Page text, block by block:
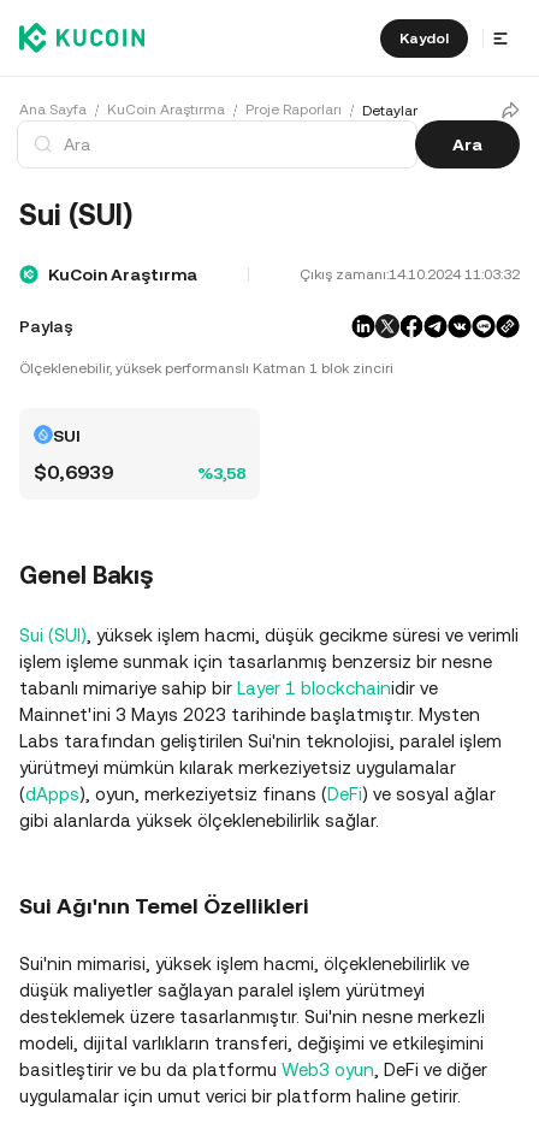
Kaydol
Ana Sayfa KuCoin Araştırma Proje Raporları Detaylar
Ara
Sui (SUI)
KuCoin Araştırma Çıkış zamanı:14.10.2024 11:03:32
Paylaş
Ölçeklenebilir, yüksek performanslı Katman 1 blok zinciri
SUI
$0,6939 %3,58
Genel Bakış
Sui (SUI) , yüksek işlem hacmi, düşük gecikme süresi ve verimli
işlem işleme sunmak için tasarlanmış benzersiz bir nesne
tabanlı mimariye sahip bir Layer 1 blockchainidir ve
Mainnet'ini 3 Mayıs 2023 tarihinde başlatmıştır. Mysten
Labs tarafından geliştirilen Sui'nin teknolojisi, paralel işlem
yürütmeyi mümkün kılarak merkeziyetsiz uygulamalar
(dApps), oyun, merkeziyetsiz finans (DeFi) ve sosyal ağlar
gibi alanlarda yüksek ölçeklenebilirlik sağlar.
Sui Ağı'nın Temel Özellikleri
Sui'nin mimarisi, yüksek işlem hacmi, ölçeklenebilirlik ve
düşük maliyetler sağlayan paralel işlem yürütmeyi
desteklemek üzere tasarlanmıştır. Sui'nin nesne merkezli
modeli, dijital varlıkların transferi, değişimi ve etkileşimini
basitleştirir ve bu da platformu Web3 oyun , DeFi ve diğer
uygulamalar için umut verici bir platform haline getirir.